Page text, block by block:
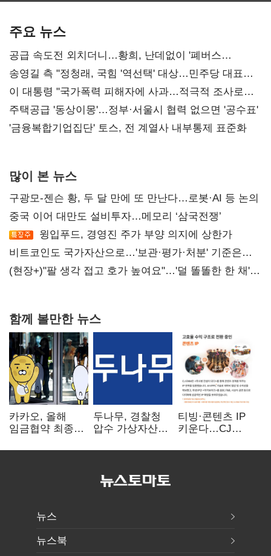
주요 뉴스
공급 속도전 외치더니…황희, 난데없이 '폐버스
리모델링' 제안
송영길 측 "정청래, 국힘 '역선택' 대상…민주당 대표로
총선 지휘 못해"
이 대통령 "국가폭력 피해자에 사과…적극적 조사로
진실 밝혀야"
주택공급 '동상이몽'…정부·서울시 협력 없으면 '공수표'
'금융복합기업집단' 토스, 전 계열사 내부통제 표준화
많이 본 뉴스
구광모-젠슨 황, 두 달 만에 또 만난다…로봇·AI 등 논의
중국 이어 대만도 설비투자…메모리 ‘삼국전쟁’
윙입푸드, 경영진 주가 부양 의지에 상한가
비트코인도 국가자산으로…'보관·평가·처분' 기준은
숙제
(현장+)"팔 생각 접고 호가 높여요"…'덜 똘똘한 한 채'
함께 볼만한 뉴스
카카오, 올해
임금협약 최종
인상·격려금
두나무, 경찰청
압수 가상자산
커스터디 사업
티빙·콘텐츠 IP
키운다…CJ
글로벌 확장 가속
뉴스
뉴스북